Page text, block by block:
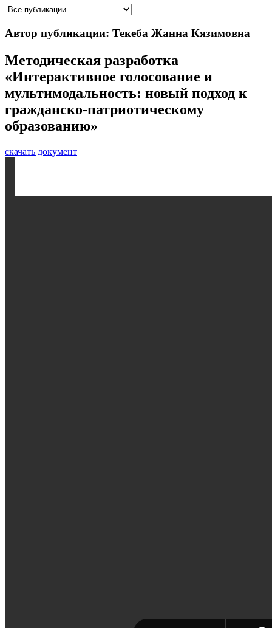
Автор публикации: Текеба Жанна Кязимовна
Методическая разработка
«Интерактивное голосование и
мультимодальность: новый подход к
гражданско-патриотическому
образованию»
скачать документ